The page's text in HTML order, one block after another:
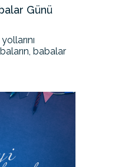
Günü
babalar